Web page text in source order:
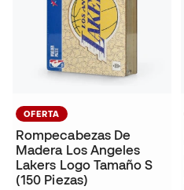
OFERTA
Rompecabezas De
Madera Los Angeles
Lakers Logo Tamaño S
(150 Piezas)